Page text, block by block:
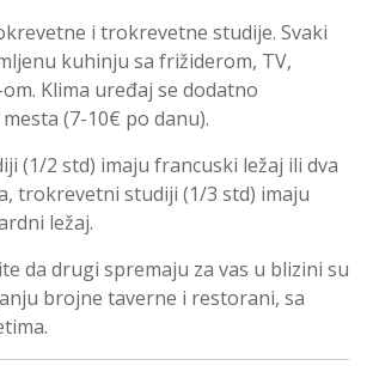
i trokrevetne studije. Svaki
kuhinju sa frižiderom, TV,
Klima uređaj se dodatno
(7-10€ po danu).
(1/2 std) imaju francuski ležaj ili dva
trokrevetni studiji (1/3 std) imaju
ležaj.
da drugi spremaju za vas u blizini su
brojne taverne i restorani, sa